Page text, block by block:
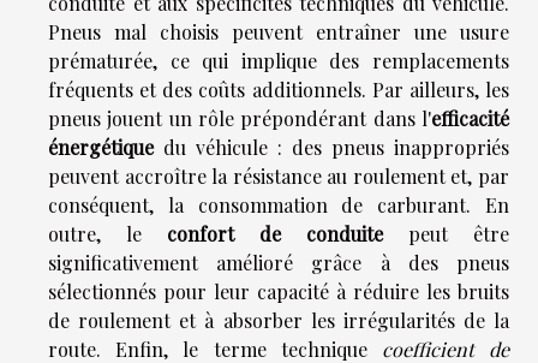
Pneus mal choisis peuvent entraîner une usure
prématurée, ce qui implique des remplacements
fréquents et des coûts additionnels. Par ailleurs, les
pneus jouent un rôle prépondérant dans l'efficacité
énergétiquedu véhicule : des pneus inappropriés
peuvent accroître la résistance au roulement et, par
conséquent, la consommation de carburant. En
outre, le confort de conduitepeut être
significativement amélioré grâce à des pneus
sélectionnés pour leur capacité à réduire les bruits
de roulement et à absorber les irrégularités de la
route. Enfin, le terme technique coefficient de